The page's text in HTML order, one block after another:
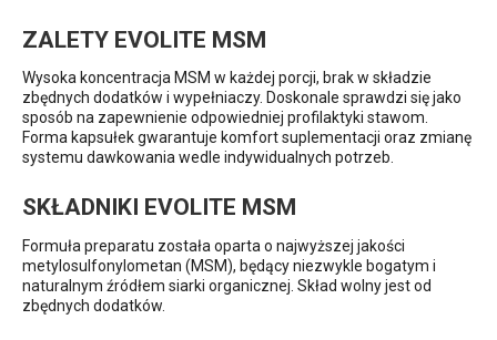
ZALETY EVOLITE MSM
Wysoka koncentracja MSM w każdej porcji, brak w składzie
zbędnych dodatków i wypełniaczy. Doskonale sprawdzi się jako
sposób na zapewnienie odpowiedniej profilaktyki stawom.
Forma kapsułek gwarantuje komfort suplementacji oraz zmianę
systemu dawkowania wedle indywidualnych potrzeb.
SKŁADNIKI EVOLITE MSM
Formuła preparatu została oparta o najwyższej jakości
metylosulfonylometan (MSM), będący niezwykle bogatym i
naturalnym źródłem siarki organicznej. Skład wolny jest od
zbędnych dodatków.